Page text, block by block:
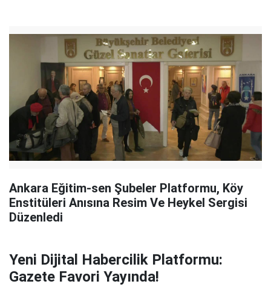
Ankara Eğitim-sen Şubeler Platformu, Köy
Enstitüleri Anısına Resim Ve Heykel Sergisi
Düzenledi
Yeni Dijital Habercilik Platformu:
Gazete Favori Yayında!